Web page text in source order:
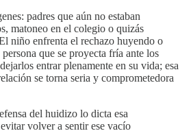
padres que aún no estaban
matoneo en el colegio o quizás
niño enfrenta el rechazo huyendo o
que se proyecta fría ante los
entrar plenamente en su vida; esa
se torna seria y comprometedora
del huidizo lo dicta esa
volver a sentir ese vacío